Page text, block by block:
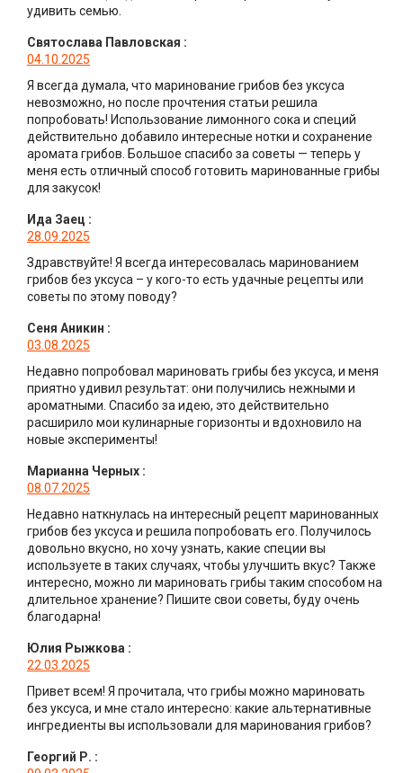
удивить семью.
Святослава Павловская :
04.10.2025
Я всегда думала, что маринование грибов без уксуса
невозможно, но после прочтения статьи решила
попробовать! Использование лимонного сока и специй
действительно добавило интересные нотки и сохранение
аромата грибов. Большое спасибо за советы — теперь у
меня есть отличный способ готовить маринованные грибы
для закусок!
Ида Заец :
28.09.2025
Здравствуйте! Я всегда интересовалась маринованием
грибов без уксуса – у кого-то есть удачные рецепты или
советы по этому поводу?
Сеня Аникин :
03.08.2025
Недавно попробовал мариновать грибы без уксуса, и меня
приятно удивил результат: они получились нежными и
ароматными. Спасибо за идею, это действительно
расширило мои кулинарные горизонты и вдохновило на
новые эксперименты!
Марианна Черных :
08.07.2025
Недавно наткнулась на интересный рецепт маринованных
грибов без уксуса и решила попробовать его. Получилось
довольно вкусно, но хочу узнать, какие специи вы
используете в таких случаях, чтобы улучшить вкус? Также
интересно, можно ли мариновать грибы таким способом на
длительное хранение? Пишите свои советы, буду очень
благодарна!
Юлия Рыжкова :
22.03.2025
Привет всем! Я прочитала, что грибы можно мариновать
без уксуса, и мне стало интересно: какие альтернативные
ингредиенты вы использовали для маринования грибов?
Георгий Р. :